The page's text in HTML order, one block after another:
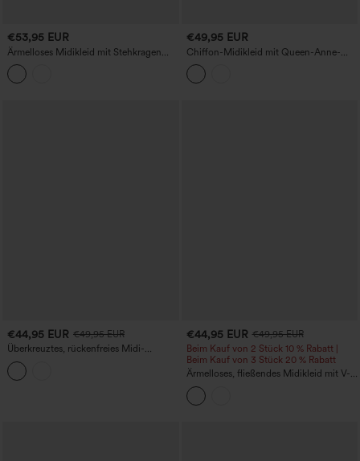
€53,95 EUR
Ärmelloses Midikleid mit Stehkragen
und Taschen
€49,95 EUR
Chiffon-Midikleid mit Queen-Anne-
Ausschnitt, Puffärmeln und Beinschlitz
– Brautjungfern- und
Hochzeitsgastkleid
€44,95 EUR €49,95 EUR
Überkreuztes, rückenfreies Midi-
Landhauskleid mit quadratischem
Ausschnitt – ärmellos, gerafft,
gepunktet, mit integriertem BH, luftig-
€44,95 EUR €49,95 EUR
Beim Kauf von 2 Stück 10 % Rabatt |
Beim Kauf von 3 Stück 20 % Rabatt
Ärmelloses, fließendes Midikleid mit V-
Ausschnitt und Taschen für das Büro